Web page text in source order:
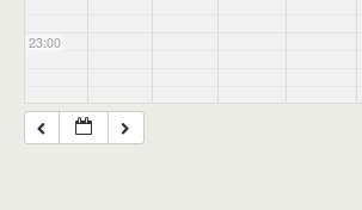
23:00